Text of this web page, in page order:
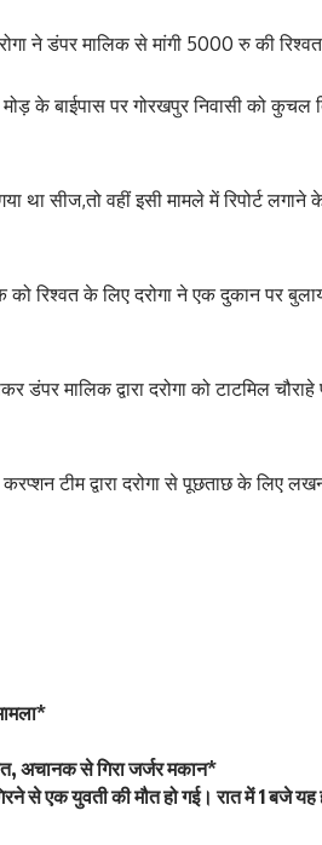
ने डंपर मालिक से मांगी 5000 रु की
के बाईपास पर गोरखपुर निवासी को कुचल
सीज,तो वहीं इसी मामले में रिपोर्ट लगाने
रिश्वत के लिए दरोगा ने एक दुकान पर
मालिक द्वारा दरोगा को टाटमिल
टीम द्वारा दरोगा से पूछताछ के लिए
अचानक से गिरा जर्जर मकान*
से एक युवती की मौत हो गई। रात में 1 बजे